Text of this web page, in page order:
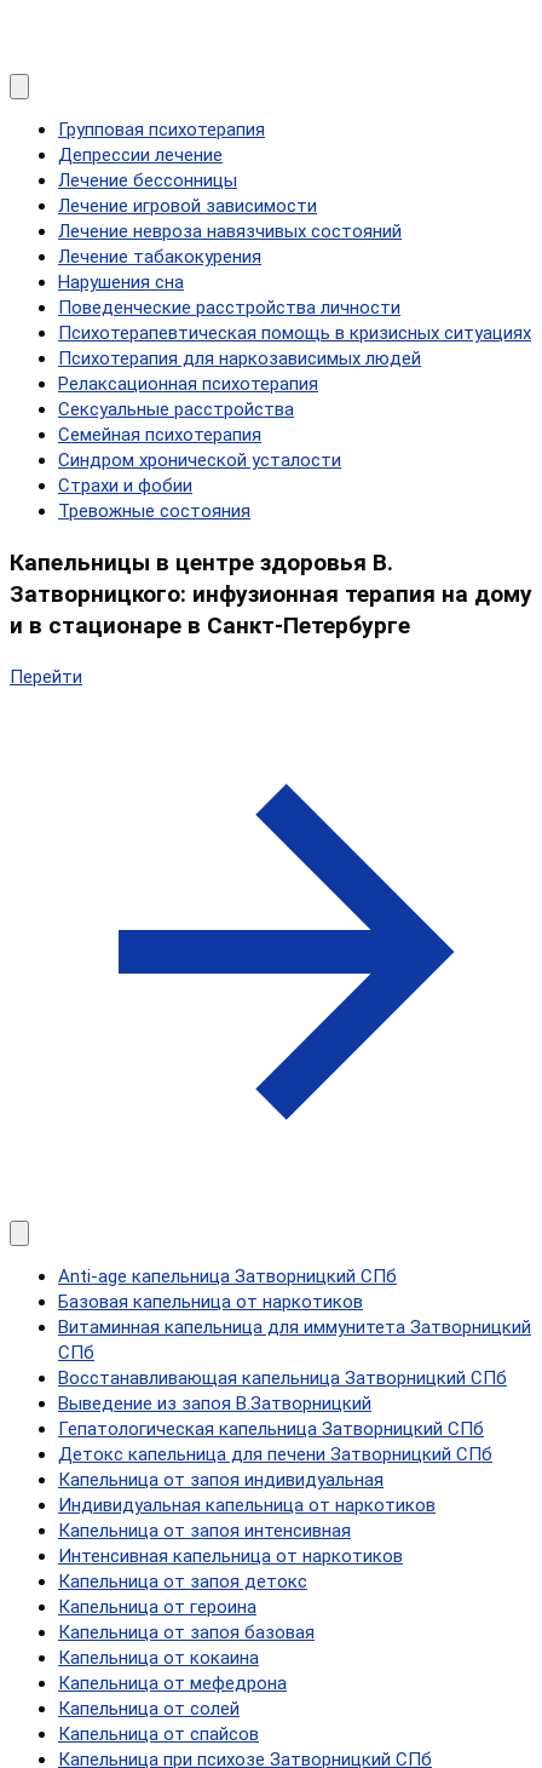
Групповая психотерапия
Депрессии лечение
Лечение бессонницы
Лечение игровой зависимости
Лечение невроза навязчивых состояний
Лечение табакокурения
Нарушения сна
Поведенческие расстройства личности
Психотерапевтическая помощь в кризисных ситуациях
Психотерапия для наркозависимых людей
Релаксационная психотерапия
Сексуальные расстройства
Семейная психотерапия
Синдром хронической усталости
Страхи и фобии
Тревожные состояния
Капельницы в центре здоровья В.
Затворницкого: инфузионная терапия на дому
и в стационаре в Санкт-Петербурге
Перейти
Anti-age капельница Затворницкий СПб
Базовая капельница от наркотиков
Витаминная капельница для иммунитета Затворницкий
СПб
Восстанавливающая капельница Затворницкий СПб
Выведение из запоя В.Затворницкий
Гепатологическая капельница Затворницкий СПб
Детокс капельница для печени Затворницкий СПб
Капельница от запоя индивидуальная
Индивидуальная капельница от наркотиков
Капельница от запоя интенсивная
Интенсивная капельница от наркотиков
Капельница от запоя детокс
Капельница от героина
Капельница от запоя базовая
Капельница от кокаина
Капельница от мефедрона
Капельница от солей
Капельница от спайсов
Капельница при психозе Затворницкий СПб